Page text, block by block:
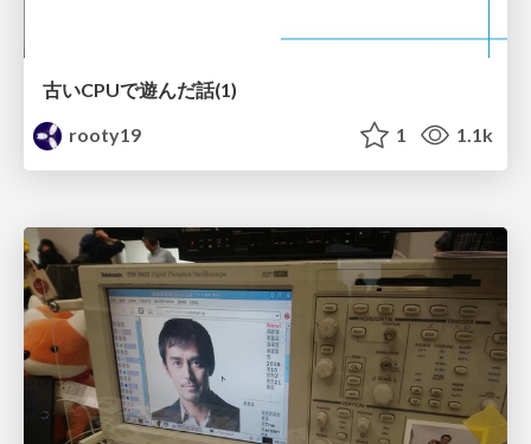
古いCPUで遊んだ話(1)
rooty19
1 1.1k